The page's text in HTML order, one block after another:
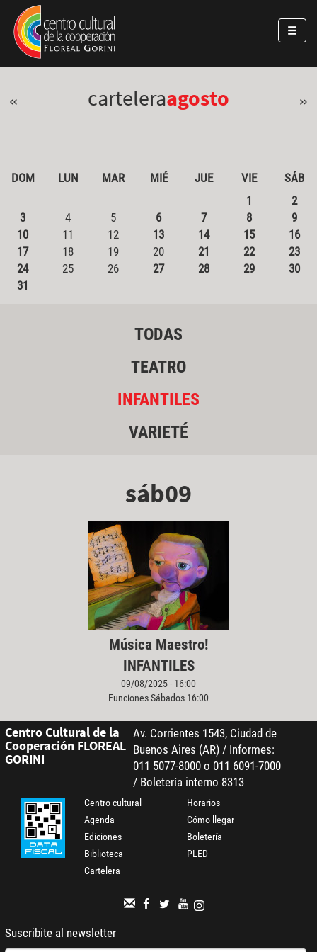
Pasar al contenido principal
Jump to main content
« carteleraagosto »
DOM LUN MAR MIÉ JUE VIE
SÁB
1
2
3
4 5 6 7 8
9
10
11 12 13 14 15
16
17
18 19 20 21 22
23
24
25 26 27 28 29
30
31
TODAS
TEATRO
INFANTILES
VARIETÉ
sáb09
Música Maestro!
INFANTILES
09/08/2025 - 16:00
Funciones Sábados 16:00
Centro Cultural de la
Cooperación FLOREAL
GORINI
Av. Corrientes 1543, Ciudad de
Buenos Aires (AR) / Informes:
011 5077-8000 o 011 6091-7000
/ Boletería interno 8313
Centro cultural
Agenda
Ediciones
Biblioteca
Cartelera
Horarios
Cómo llegar
Boletería
PLED
Suscribite al newsletter